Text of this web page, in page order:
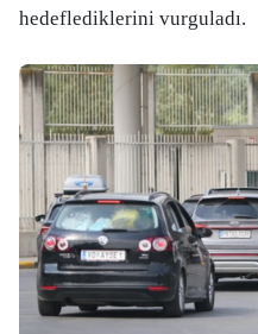
hedeflediklerini vurguladı.